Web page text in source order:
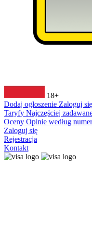
18+
Dodaj ogłoszenie Zaloguj się
Taryfy Najczęściej
Oceny Opinie według
Zaloguj się
Rejestracja
Kontakt